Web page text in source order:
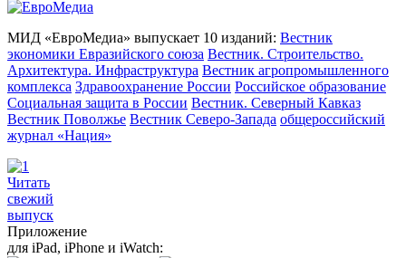
МИД «ЕвроМедиа» выпускает 10 изданий: Вестник
экономики Евразийского союза Вестник. Строительство.
Архитектура. Инфраструктура Вестник агропромышленного
комплекса Здравоохранение России Российское образование
Социальная защита в России Вестник. Северный Кавказ
Вестник Поволжье Вестник Северо-Запада общероссийский
журнал «Нация»
Читать
свежий
выпуск
Приложение
для iPad, iPhone и iWatch: